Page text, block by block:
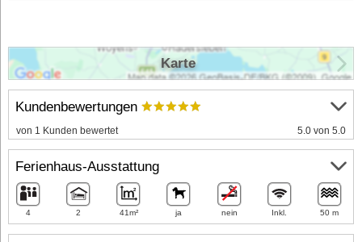
Kundenbewertungen
von 1 Kunden bewertet 5.0 von 5.0
Ferienhaus-Ausstattung
4 2 41m² ja nein Inkl. 50 m
Karte